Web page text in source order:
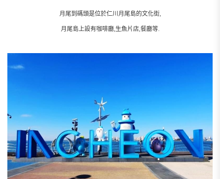
月尾到碼頭是位於仁川月尾島的文化街,
月尾島上設有咖啡廳,生魚片店,餐廳等.